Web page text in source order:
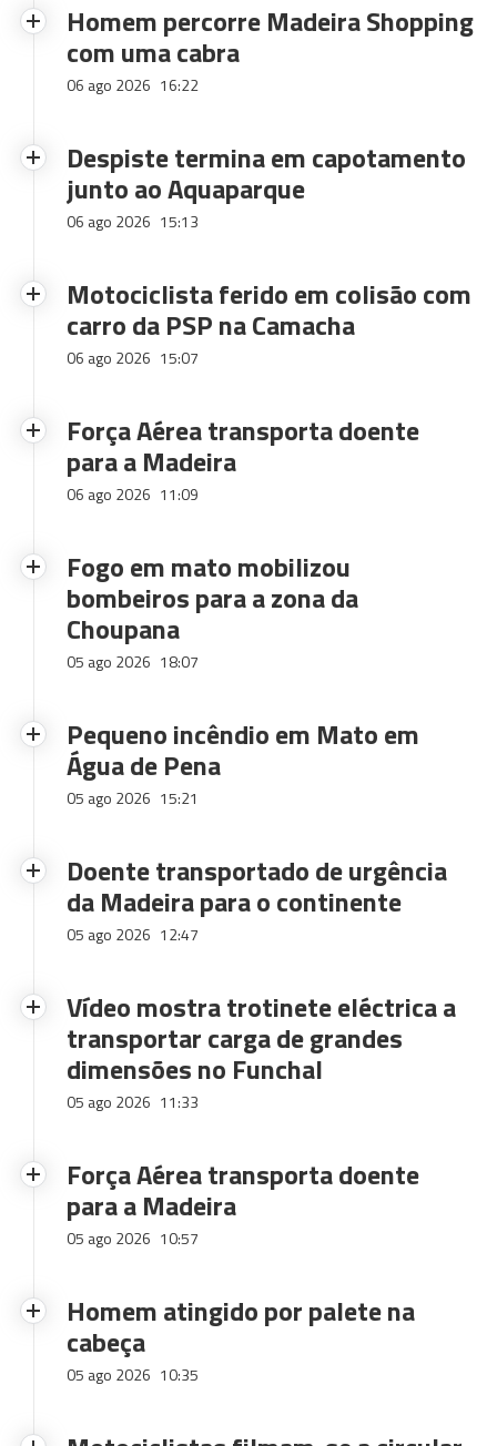
Homem percorre Madeira Shopping
com uma cabra
06 ago 2026 16:22
Despiste termina em capotamento
junto ao Aquaparque
06 ago 2026 15:13
Motociclista ferido em colisão com
carro da PSP na Camacha
06 ago 2026 15:07
Força Aérea transporta doente
para a Madeira
06 ago 2026 11:09
Fogo em mato mobilizou
bombeiros para a zona da
Choupana
05 ago 2026 18:07
Pequeno incêndio em Mato em
Água de Pena
05 ago 2026 15:21
Doente transportado de urgência
da Madeira para o continente
05 ago 2026 12:47
Vídeo mostra trotinete eléctrica a
transportar carga de grandes
dimensões no Funchal
05 ago 2026 11:33
Força Aérea transporta doente
para a Madeira
05 ago 2026 10:57
Homem atingido por palete na
cabeça
05 ago 2026 10:35